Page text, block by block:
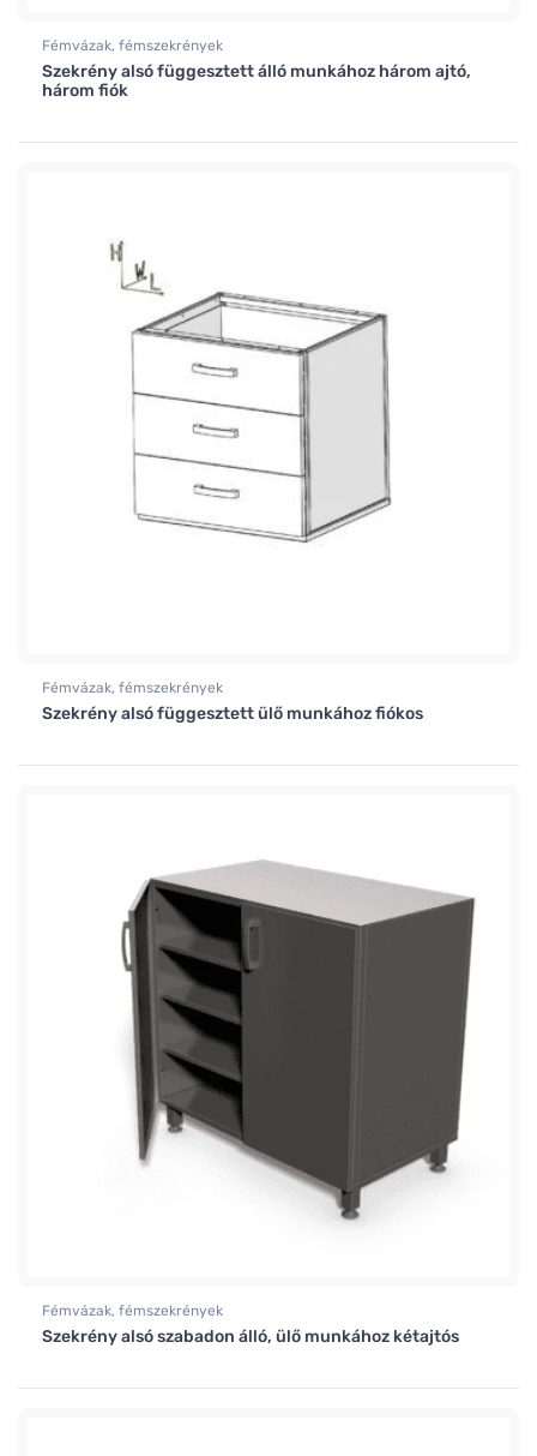
Fémvázak, fémszekrények
Szekrény alsó függesztett álló munkához három ajtó,
három fiók
Fémvázak, fémszekrények
Szekrény alsó függesztett ülő munkához fiókos
Fémvázak, fémszekrények
Szekrény alsó szabadon álló, ülő munkához kétajtós